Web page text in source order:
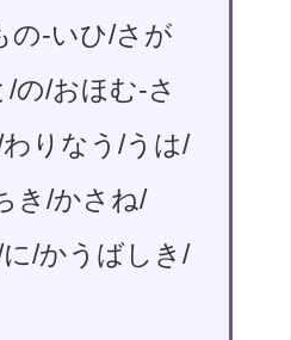
の-いひ/さが
/おほむ-さ
りなう/うは/
き/かさね/
/かうばしき/